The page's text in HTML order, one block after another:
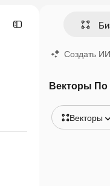
Создать
Векторы По
Векторы